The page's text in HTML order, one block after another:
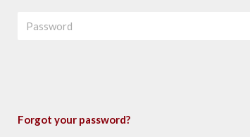
Forgot your password?